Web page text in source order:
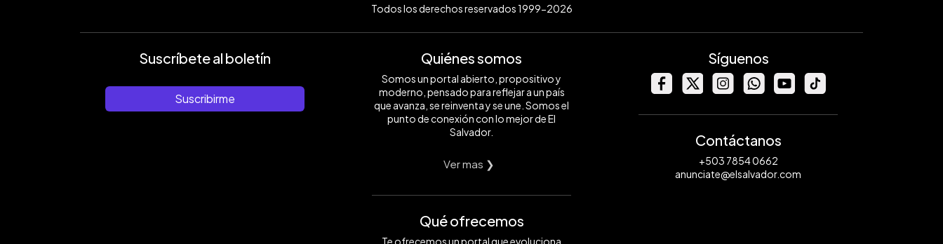
Todos los derechos reservados 1999-2026
Suscríbete al boletín
Suscribirme
Quiénes somos
Somos un portal abierto, propositivo y
moderno, pensado para reflejar a un país
que avanza, se reinventa y se une. Somos el
punto de conexión con lo mejor de El
Salvador.
Ver mas ❯
Qué ofrecemos
Te ofrecemos un portal que evoluciona
Síguenos
Contáctanos
+503 7854 0662
anunciate@elsalvador.com